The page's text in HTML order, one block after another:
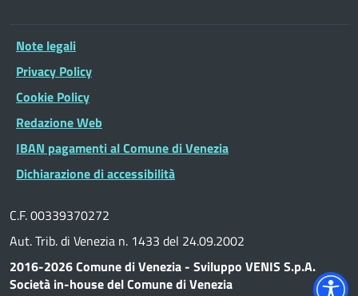
Note legali
Privacy Policy
Cookie Policy
Redazione Web
IBAN pagamenti al Comune di Venezia
Dichiarazione di accessibilità
C.F. 00339370272
Aut. Trib. di Venezia n. 1433 del 24.09.2002
2016-2026 Comune di Venezia - Sviluppo VENIS S.p.A.
Società in-house del Comune di Venezia